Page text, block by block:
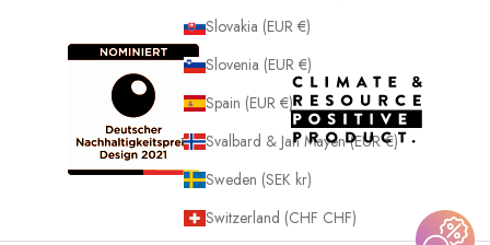
Slovakia (EUR €)
Slovenia (EUR €)
Spain (EUR €)
Svalbard & Jan Mayen (EUR €)
Sweden (SEK kr)
Switzerland (CHF CHF)